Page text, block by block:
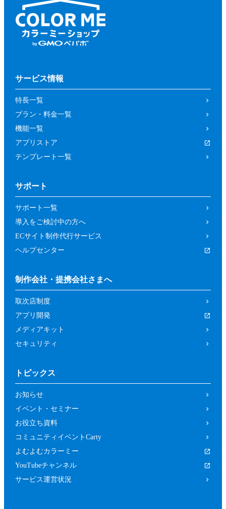
サービス情報
特長一覧
プラン・料金一覧
機能一覧
アプリストア
テンプレート一覧
サポート
サポート一覧
導入をご検討中の方へ
ECサイト制作代行サービス
ヘルプセンター
制作会社・提携会社さまへ
取次店制度
アプリ開発
メディアキット
セキュリティ
トピックス
お知らせ
イベント・セミナー
お役立ち資料
コミュニティイベントCarty
よむよむカラーミー
YouTubeチャンネル
サービス運営状況